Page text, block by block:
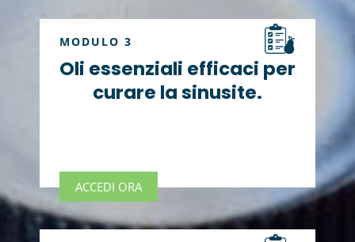
MODULO 3
Oli essenziali efficaci per
curare la sinusite.
ACCEDI ORA